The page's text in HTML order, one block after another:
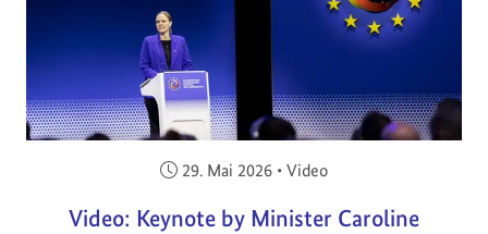
Veröffentlicht am:
29. Mai 2026 • Video
Video: Keynote by Minister Caroline